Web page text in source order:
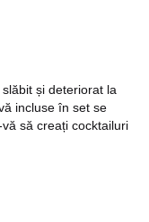
și deteriorat la
incluse în set se
să creați cocktailuri